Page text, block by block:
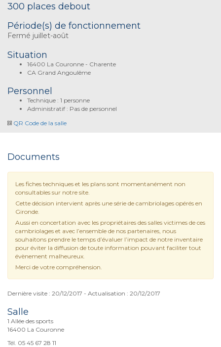
300 places debout
Période(s) de fonctionnement
Fermé juillet-août
Situation
16400 La Couronne - Charente
CA Grand Angoulême
Personnel
Technique : 1 personne
Administratif : Pas de personnel
QR Code de la salle
Documents
Les fiches techniques et les plans sont momentanément non
consultables sur notre site.
Cette décision intervient après une série de cambriolages opérés en
Gironde.
Aussi en concertation avec les propriétaires des salles victimes de ces
cambriolages et avec l’ensemble de nos partenaires, nous
souhaitons prendre le temps d’évaluer l’impact de notre inventaire
pour éviter la diffusion de toute information pouvant faciliter tout
évènement malheureux.
Merci de votre compréhension.
Dernière visite : 20/12/2017 - Actualisation : 20/12/2017
Salle
1 Allée des sports
16400 La Couronne
Tél. 05 45 67 28 11